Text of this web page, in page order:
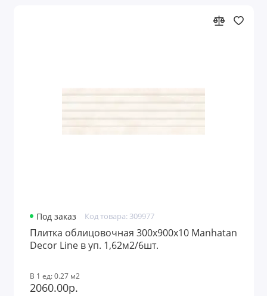
Под заказ Код товара: 309977
Плитка облицовочная 300x900х10 Manhatan
Decor Line в уп. 1,62м2/6шт.
В 1 ед: 0.27 м2
2060.00р.